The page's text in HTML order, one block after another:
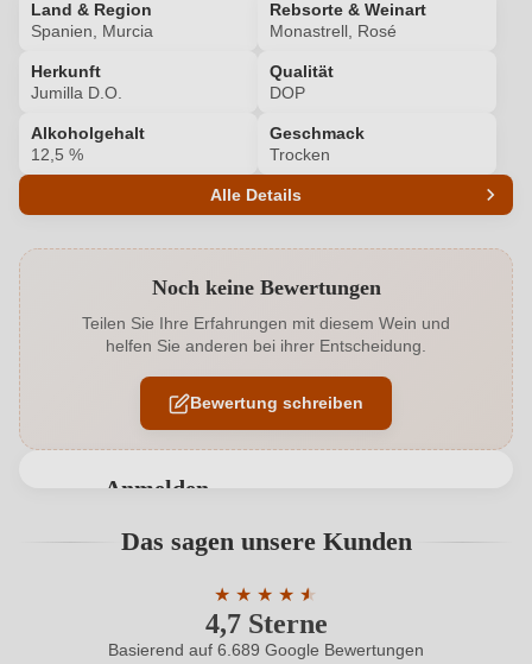
Land & Region
Spanien, Murcia
Rebsorte & Weinart
Monastrell, Rosé
Herkunft
Jumilla D.O.
Qualität
DOP
Alkoholgehalt
12,5 %
Geschmack
Trocken
Alle Details
Alkoholgehalt in % 12,5 %
Allergene Enthält Sulfite
Ausbau Edelstahltank
Noch keine Bewertungen
Teilen Sie Ihre Erfahrungen mit diesem Wein und
helfen Sie anderen bei ihrer Entscheidung.
Bewertung schreiben
Anmelden
Benutzern abgegeben werden. Bitte loggen Sie sich
Neuer Kunde? Neuer Kunde?
Das sagen unsere Kunden
4,7 Sterne
★ ★ ★ ★ ★
★
Durchschnittliche Bewertung von 4.7
Basierend auf 6.689 Google Bewertungen